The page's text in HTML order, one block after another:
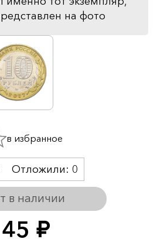
на фото
45 руб.
в наличии
Отложили: 0
в избранное